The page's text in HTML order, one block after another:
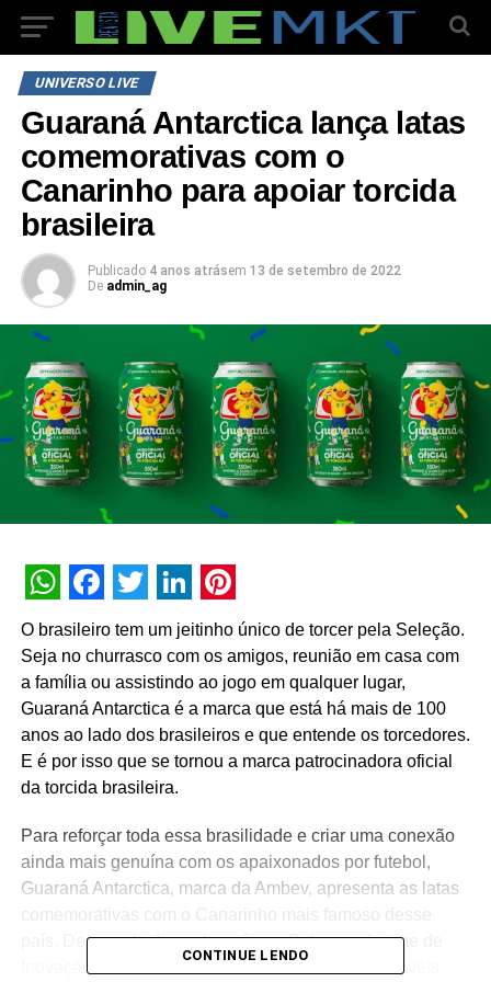
UNIVERSO LIVE
Guaraná Antarctica lança latas
comemorativas com o
Canarinho para apoiar torcida
brasileira
Publicado 4 anos atrásem 13 de setembro de 2022
De admin_ag
WhatsApp
Facebook
Twitter
LinkedIn
Pinterest
O brasileiro tem um jeitinho único de torcer pela Seleção.
Seja no churrasco com os amigos, reunião em casa com
a família ou assistindo ao jogo em qualquer lugar,
Guaraná Antarctica é a marca que está há mais de 100
anos ao lado dos brasileiros e que entende os torcedores.
E é por isso que se tornou a marca patrocinadora oficial
da torcida brasileira.
Para reforçar toda essa brasilidade e criar uma conexão
ainda mais genuína com os apaixonados por futebol,
Guaraná Antarctica, marca da Ambev, apresenta as latas
comemorativas com o Canarinho mais famoso desse
país. Desenvolvidos pela agência Soko e pelo time de
Inovação da Ambev, são cinco modelos colecionáveis
CONTINUE LENDO